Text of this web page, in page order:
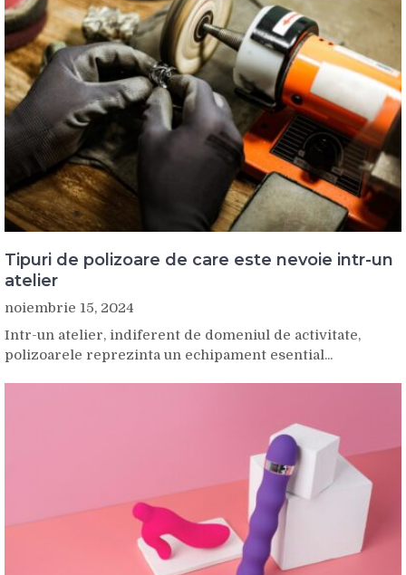
Tipuri de polizoare de care este nevoie intr-un
atelier
noiembrie 15, 2024
Intr-un atelier, indiferent de domeniul de activitate,
polizoarele reprezinta un echipament esential...